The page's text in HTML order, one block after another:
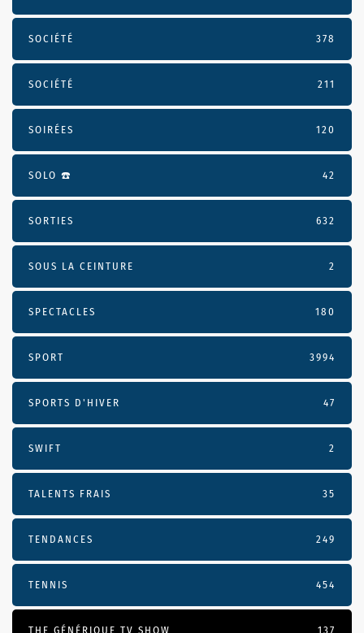
SOCIÉTÉ 378
SOCIÉTÉ 211
SOIRÉES 120
SOLO ☎️ 42
SORTIES 632
SOUS LA CEINTURE 2
SPECTACLES 180
SPORT 3994
SPORTS D'HIVER 47
SWIFT 2
TALENTS FRAIS 35
TENDANCES 249
TENNIS 454
THE GÉNÉRIQUE TV SHOW 137